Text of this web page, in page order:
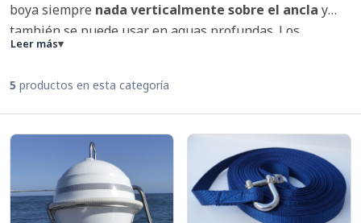
boya siempre nada verticalmente sobre el ancla y
también se puede usar en aguas profundas. Los
accesorios especialmente desarrollados completan el
Leer más▾
5 productos en esta categoría